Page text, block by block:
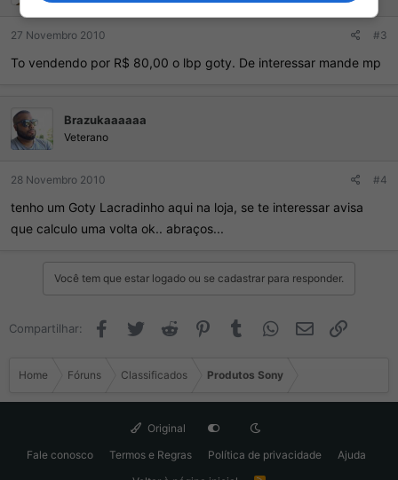
27 Novembro 2010 #3
To vendendo por R$ 80,00 o lbp goty. De interessar mande mp
Brazukaaaaaa
Veterano
28 Novembro 2010 #4
tenho um Goty Lacradinho aqui na loja, se te interessar avisa
que calculo uma volta ok.. abraços...
Você tem que estar logado ou se cadastrar para responder.
Compartilhar: FacebookTwitter Reddit PinterestTumblr WhatsApp
Email
Home Fóruns Classificados Produtos Sony
Original
Fale conosco
Termos e Regras Política de privacidade
Ajuda